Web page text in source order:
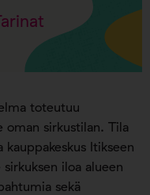
toteutuu
oman sirkustilan. Tila
Itikseen
iloa alueen
sekä